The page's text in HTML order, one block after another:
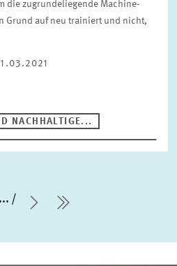
die zugrundeliegende Machine-
Grund auf neu trainiert und nicht,
NACHHALTIGE...
...
Nächste Seite
letzte Seite